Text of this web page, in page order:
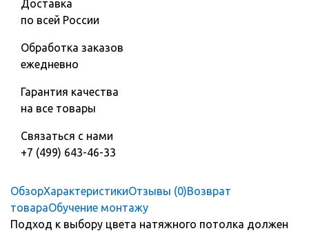
Доставка
по всей России
Обработка заказов
ежедневно
Гарантия качества
на все товары
Связаться с нами
+7 (499) 643-46-33
ОбзорХарактеристикиОтзывы (0)Возврат
товараОбучение монтажу
Подход к выбору цвета натяжного потолка должен